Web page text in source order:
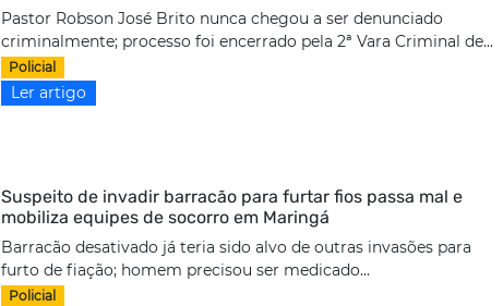
Pastor Robson José Brito nunca chegou a ser denunciado
criminalmente; processo foi encerrado pela 2ª Vara Criminal de...
Policial
Ler artigo
Suspeito de invadir barracão para furtar fios passa mal e
mobiliza equipes de socorro em Maringá
Barracão desativado já teria sido alvo de outras invasões para
furto de fiação; homem precisou ser medicado...
Policial